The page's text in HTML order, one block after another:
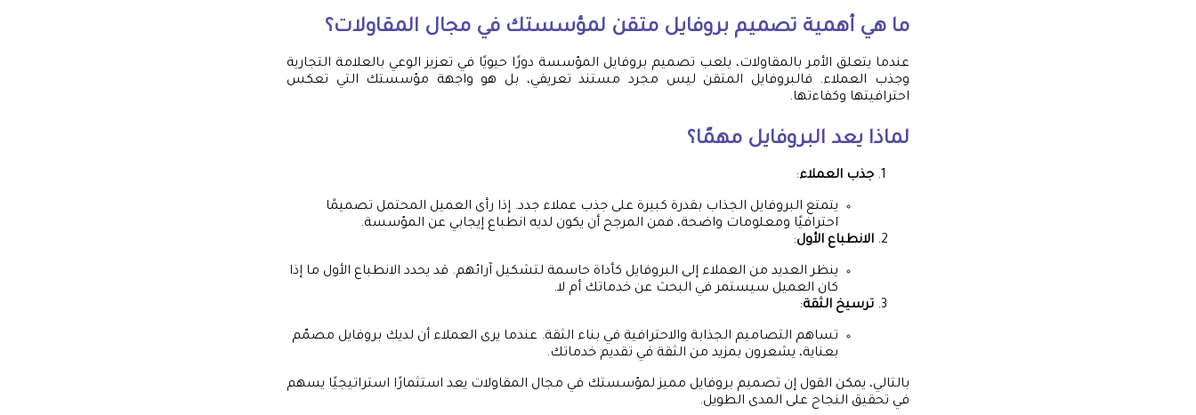
ما هي أهمية تصميم بروفايل متقن لمؤسستك في مجال المقاولات؟
عندما يتعلق الأمر بالمقاولات، يلعب تصميم بروفايل المؤسسة دورًا حيويًا في تعزيز الوعي بالعلامة التجارية
وجذب العملاء. فالبروفايل المتقن ليس مجرد مستند تعريفي، بل هو واجهة مؤسستك التي تعكس
احترافيتها وكفاءتها.
لماذا يعد البروفايل مهمًا؟
جذب العملاء:
يتمتع البروفايل الجذاب بقدرة كبيرة على جذب عملاء جدد. إذا رأى العميل المحتمل تصميمًا
احترافيًا ومعلومات واضحة، فمن المرجح أن يكون لديه انطباع إيجابي عن المؤسسة.
الانطباع الأول:
ينظر العديد من العملاء إلى البروفايل كأداة حاسمة لتشكيل آرائهم. قد يحدد الانطباع الأول ما إذا
كان العميل سيستمر في البحث عن خدماتك أم لا.
ترسيخ الثقة:
تساهم التصاميم الجذابة والاحترافية في بناء الثقة. عندما يرى العملاء أن لديك بروفايل مصمّم
بعناية، يشعرون بمزيد من الثقة في تقديم خدماتك.
بالتالي، يمكن القول إن تصميم بروفايل مميز لمؤسستك في مجال المقاولات يعد استثمارًا استراتيجيًا يسهم
في تحقيق النجاح على المدى الطويل.